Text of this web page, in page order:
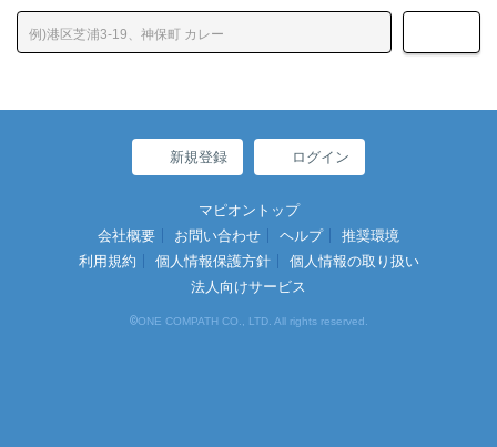
新規登録 ログイン
マピオントップ
会社概要
お問い合わせ ヘルプ
推奨環境
利用規約
個人情報保護方針
個人情報の取り扱い
法人向けサービス
©ONE COMPATH CO., LTD. All rights reserved.